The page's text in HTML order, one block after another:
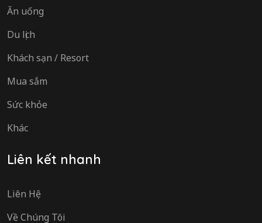
Ăn uống
Du lịch
Khách sạn / Resort
Mua sắm
Sức khỏe
Khác
Liên kết nhanh
Liên Hệ
Về Chúng Tôi